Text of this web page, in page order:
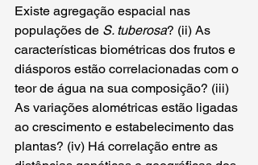
Existe agregação espacial nas
populações de S. tuberosa? (ii) As
características biométricas dos frutos e
diásporos estão correlacionadas com o
teor de água na sua composição? (iii)
As variações alométricas estão ligadas
ao crescimento e estabelecimento das
plantas? (iv) Há correlação entre as